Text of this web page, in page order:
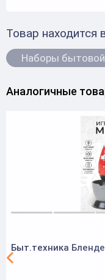
Товар находится
Наборы бытовой
Аналогичные
Быт.техника